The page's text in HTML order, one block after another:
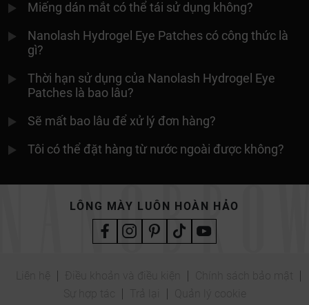
Miếng dán mắt có thể tái sử dụng không?
Nanolash Hydrogel Eye Patches có công thức là
gì?
Thời hạn sử dụng của Nanolash Hydrogel Eye
Patches là bao lâu?
Sẽ mất bao lâu để xử lý đơn hàng?
Tôi có thể đặt hàng từ nước ngoài được không?
LÔNG MÀY LUÔN HOÀN HẢO